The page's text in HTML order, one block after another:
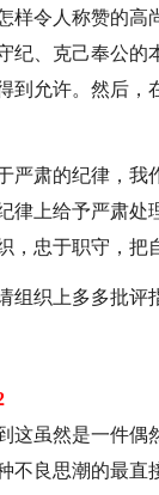
样令人称赞的
纪、克己奉公的
到允许。然后
严肃的纪律，我
律上给予严肃
，忠于职守，把
组织上多多批评
这虽然是一件偶
不良思潮的最